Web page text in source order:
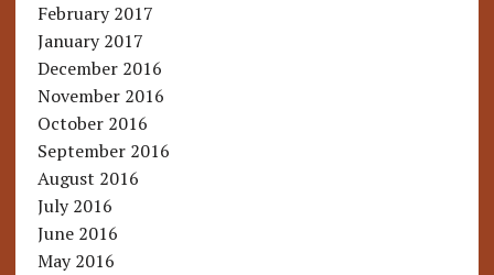
February 2017
January 2017
December 2016
November 2016
October 2016
September 2016
August 2016
July 2016
June 2016
May 2016